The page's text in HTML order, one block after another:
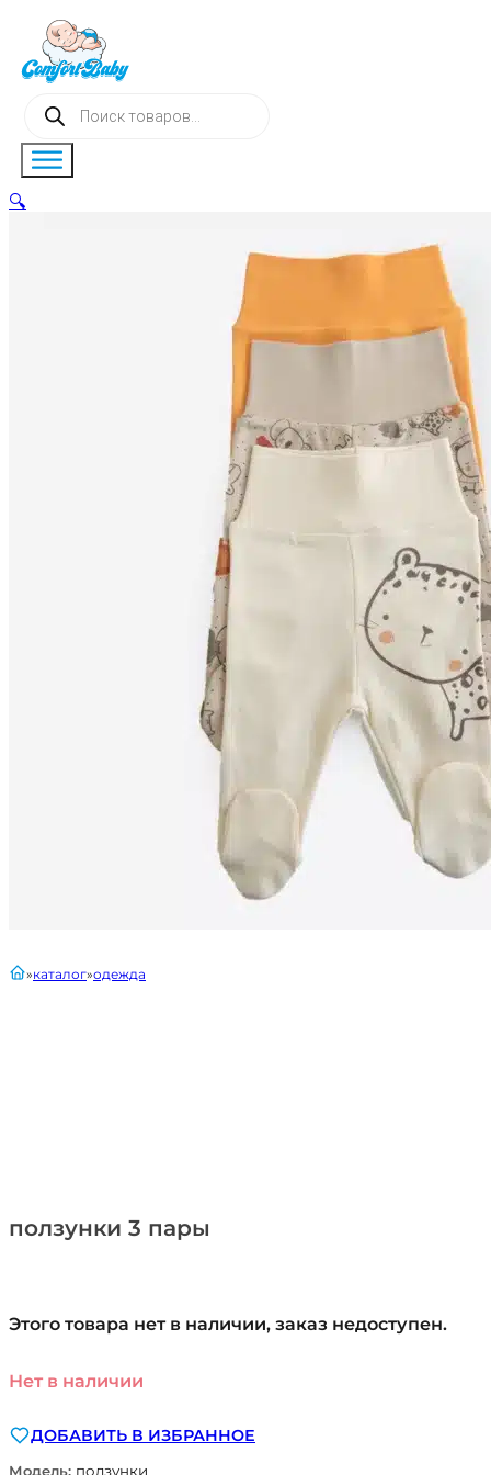
Поиск
товаров
ползунки 3 пары
главнаякаталог одежда
Этого товара нет в наличии, заказ недоступен.
Нет в наличии
ДОБАВИТЬ В ИЗБРАННОЕ
Модель: ползунки
🔍